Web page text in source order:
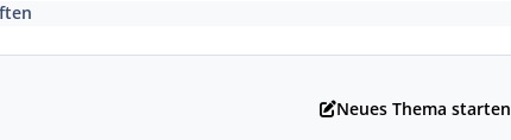
Neues Thema starten